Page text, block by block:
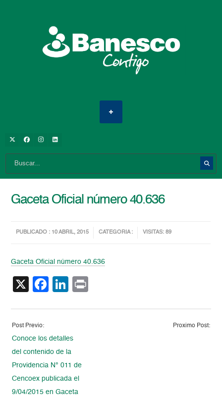
Gaceta Oficial número 40.636
PUBLICADO : 10 ABRIL, 2015 CATEGORIA : VISITAS: 89
Gaceta Oficial número 40.636
X Facebook
LinkedIn
Post Previo:
Conoce los detalles
del contenido de la
Providencia N° 011 de
Cencoex publicada el
9/04/2015 en Gaceta
Proximo Post: